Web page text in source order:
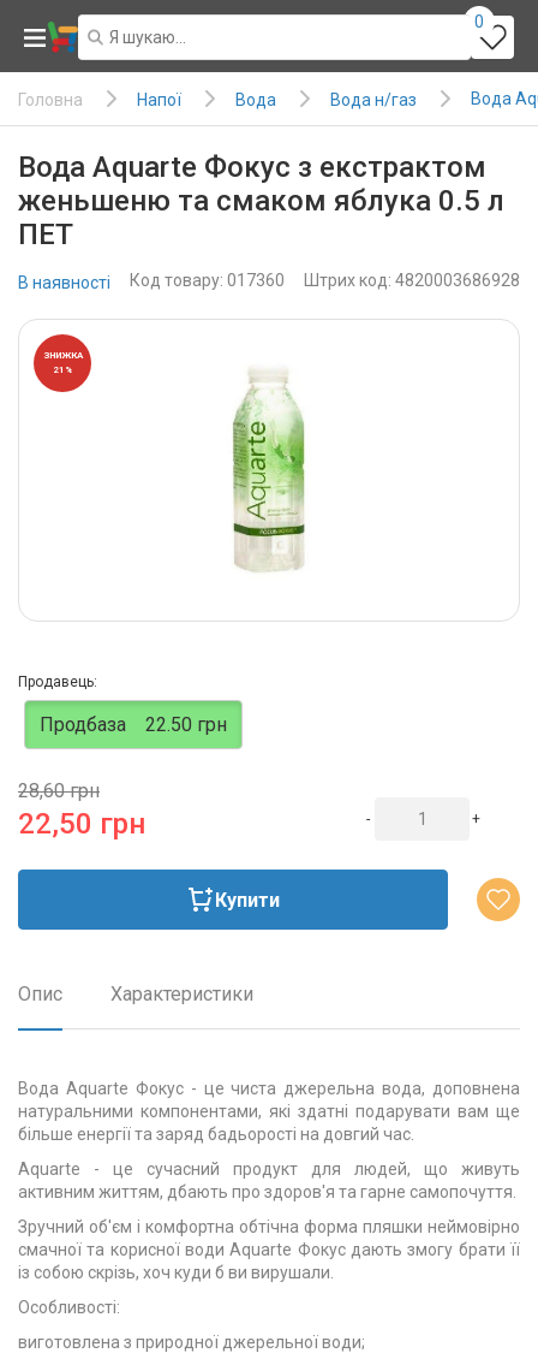
0
Головна Напої Вода Вода н/газ Вода
Вода Aquarte Фокус з екстрактом
женьшеню та смаком яблука 0.5 л
ПЕТ
В наявності Код товару: 017360 Штрих код: 4820003686928
ЗНИЖКА
21%
Продавець:
Продбаза 22.50 грн
28,60 грн
22,50 грн - +
Купити
Опис Характеристики
Вода Aquarte Фокус - це чиста джерельна вода, доповнена
натуральними компонентами, які здатні подарувати вам ще
більше енергії та заряд бадьорості на довгий час.
Aquarte - це сучасний продукт для людей, що живуть
активним життям, дбають про здоров'я та гарне самопочуття.
Зручний об'єм і комфортна обтічна форма пляшки неймовірно
смачної та корисної води Aquarte Фокус дають змогу брати її
із собою скрізь, хоч куди б ви вирушали.
Особливості:
виготовлена з природної джерельної води;